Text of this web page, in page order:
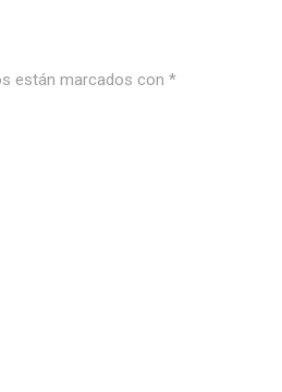
están marcados con *